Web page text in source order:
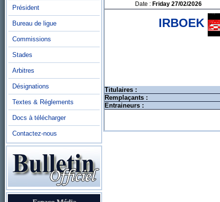
Président
Bureau de ligue
Commissions
Stades
Arbitres
Désignations
Textes & Réglements
Docs à télécharger
Contactez-nous
Date : Friday 27/02/2026
IRBOEK
Titulaires :
Remplaçants :
Entraineurs :